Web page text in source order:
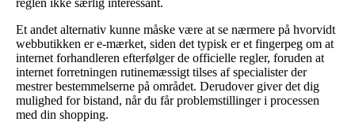
Et andet alternativ kunne måske være at se nærmere på hvorvidt
webbutikken er e-mærket, siden det typisk er et fingerpeg om at
internet forhandleren efterfølger de officielle regler, foruden at
internet forretningen rutinemæssigt tilses af specialister der
mestrer bestemmelserne på området. Derudover giver det dig
mulighed for bistand, når du får problemstillinger i processen
med din shopping.